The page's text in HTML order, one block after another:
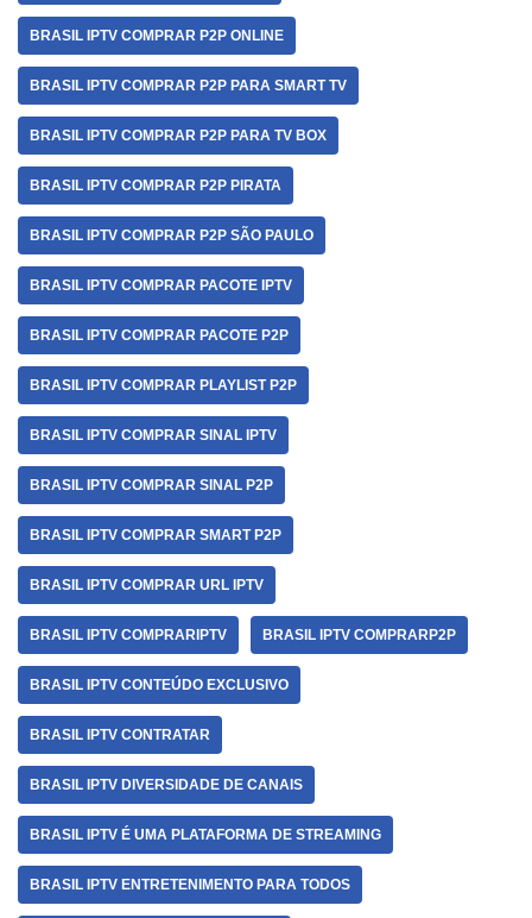
BRASIL IPTV COMPRAR P2P ONLINE
BRASIL IPTV COMPRAR P2P PARA SMART TV
BRASIL IPTV COMPRAR P2P PARA TV BOX
BRASIL IPTV COMPRAR P2P PIRATA
BRASIL IPTV COMPRAR P2P SÃO PAULO
BRASIL IPTV COMPRAR PACOTE IPTV
BRASIL IPTV COMPRAR PACOTE P2P
BRASIL IPTV COMPRAR PLAYLIST P2P
BRASIL IPTV COMPRAR SINAL IPTV
BRASIL IPTV COMPRAR SINAL P2P
BRASIL IPTV COMPRAR SMART P2P
BRASIL IPTV COMPRAR URL IPTV
BRASIL IPTV COMPRARIPTV BRASIL IPTV COMPRARP2P
BRASIL IPTV CONTEÚDO EXCLUSIVO
BRASIL IPTV CONTRATAR
BRASIL IPTV DIVERSIDADE DE CANAIS
BRASIL IPTV É UMA PLATAFORMA DE STREAMING
BRASIL IPTV ENTRETENIMENTO PARA TODOS